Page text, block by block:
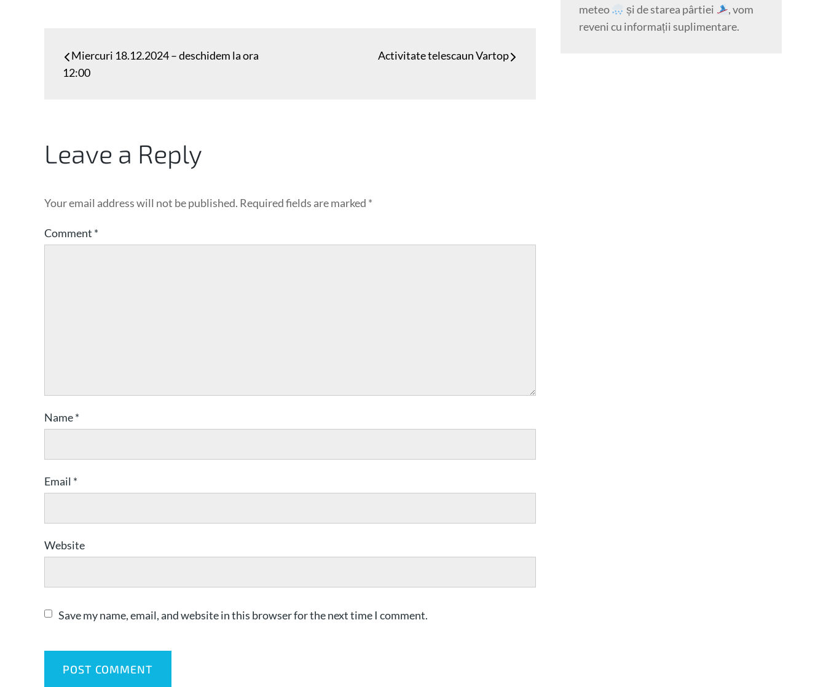
Post
navigation
Miercuri 18.12.2024 – deschidem la ora
12:00
Activitate telescaun Vartop
Leave a Reply
Your email address will not be published. Required fields are marked *
Comment *
Name*
Email *
Website
Save my name, email, and website in this browser for the next time I comment.
meteo
și de starea pârtiei
, vom
reveni cu informații suplimentare.